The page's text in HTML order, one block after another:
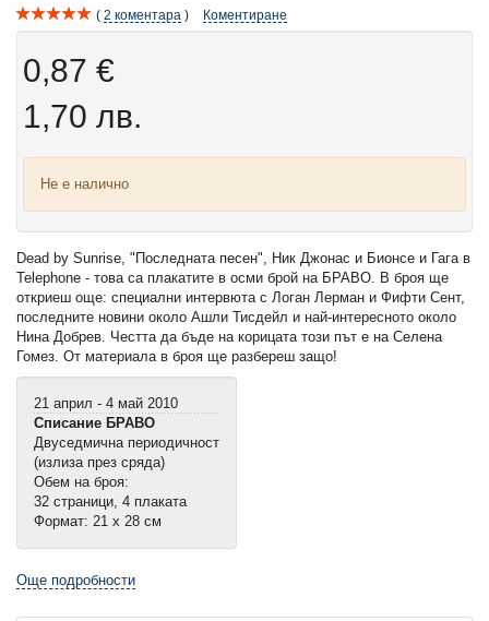
2 коментара Коментиране
0,87 €
1,70 лв.
Не е налично
Dead by Sunrise, "Последната песен", Ник Джонас и Бионсе и Гага в
Telephone - това са плакатите в осми брой на БРАВО. В броя ще
откриеш още: специални интервюта с Логан Лерман и Фифти Сент,
последните новини около Ашли Тисдейл и най-интересното около
Нина Добрев. Честта да бъде на корицата този път е на Селена
Гомез. От материала в броя ще разбереш защо!
21 април - 4 май 2010
Списание БРАВО
Двуседмична периодичност
(излиза през сряда)
Обем на броя:
32 страници, 4 плаката
Формат: 21 х 28 см
Още подробности